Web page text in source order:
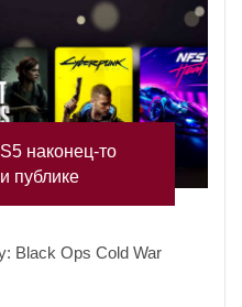
наконец-то
публике
Black Ops Cold War